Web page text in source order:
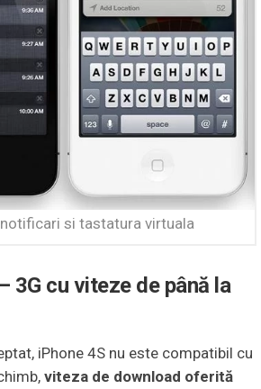
si tastatura virtuala
3G cu viteze de până la
iPhone 4S nu este compatibil cu
viteza de download oferită